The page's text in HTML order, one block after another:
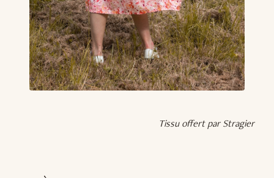
Tissu offert par Stragier